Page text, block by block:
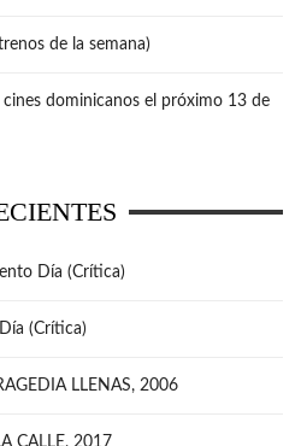
de la semana)
cines dominicanos el próximo 13 de
Día (Crítica)
(Crítica)
LLENAS, 2006